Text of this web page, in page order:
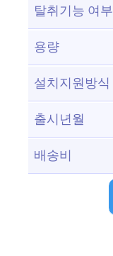
탈취기능 여부
용량
설치지원방식
출시년월
배송비